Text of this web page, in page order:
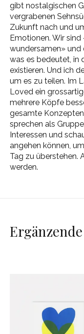
gibt nostalgischen
vergrabenen
Zukunft nach und
Emotionen. Wir
wundersamen» und
was es bedeutet, in
existieren. Und ich
um es zu teilen. Im
Loved ein
mehrere Köpfe
gesamte
sprechen als
Interessen und
angehen können,
Tag zu überstehen.
werden.